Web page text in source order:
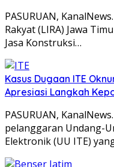
PASURUAN,
Rakyat (LIRA) Jawa
Jasa Konstruksi…
Kasus Dugaan ITE
Apresiasi Langkah
PASURUAN,
pelanggaran Undang-
Elektronik (UU ITE)